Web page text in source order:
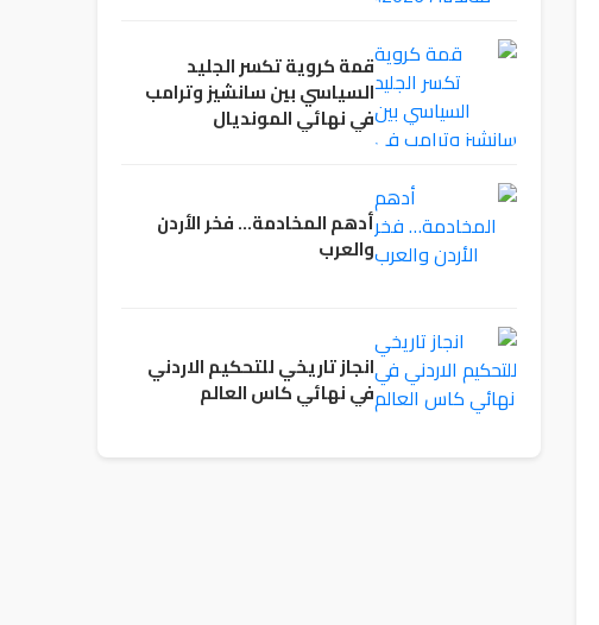
قمة كروية تكسر الجليد
السياسي بين سانشيز وترامب
في نهائي المونديال
أدهم المخادمة… فخر الأردن
والعرب
انجاز تاريخي للتحكيم الاردني
في نهائي كاس العالم